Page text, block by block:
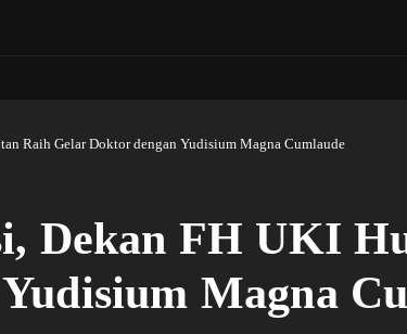
Raih Gelar Doktor dengan Yudisium Magna Cumlaude
Dekan FH UKI
Magna